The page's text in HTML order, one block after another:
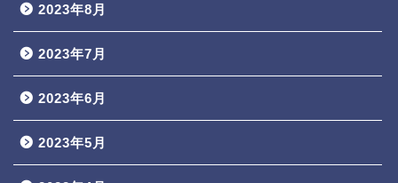
2023年8月
2023年7月
2023年6月
2023年5月